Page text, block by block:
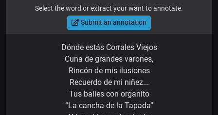
Select the word or extract your want to annotate.
Submit an annotation
Dónde estás Corrales Viejos
Cuna de grandes varones,
Rincón de mis ilusiones
Recuerdo de mi niñez...
Tus bailes con organito
“La cancha de la Tapada”